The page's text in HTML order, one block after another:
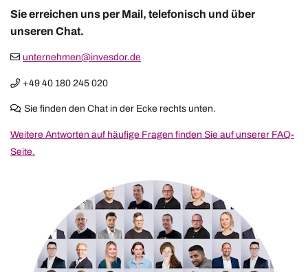
Sie erreichen uns per Mail, telefonisch und über
unseren Chat.
unternehmen@invesdor.de
+49 40 180 245 020
Sie finden den Chat in der Ecke rechts unten.
Weitere Antworten auf häufige Fragen finden Sie auf unserer FAQ-
Seite.